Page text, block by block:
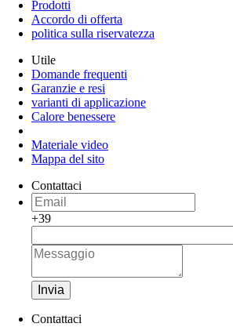
Prodotti
Accordo di offerta
politica sulla riservatezza
Utile
Domande frequenti
Garanzie e resi
varianti di applicazione
Calore benessere
Materiale video
Mappa del sito
Contattaci
+39
Invia
Contattaci